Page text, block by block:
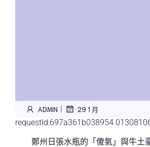
ADMIN | 29 1 月
鄭州日張水瓶的「傻氣」與牛土